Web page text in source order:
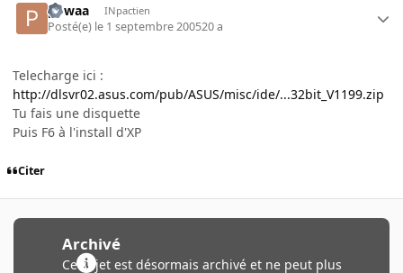
powaa INpactien
Posté(e) le 1 septembre 200520 a
Telecharge ici :
http://dlsvr02.asus.com/pub/ASUS/misc/ide/...32bit_V1199.zip
Tu fais une disquette
Puis F6 à l'install d'XP
Citer
Archivé
Ce sujet est désormais archivé et ne peut plus